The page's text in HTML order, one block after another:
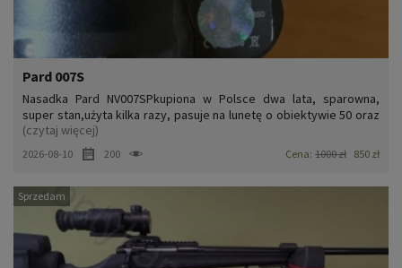
Pard 007S
Nasadka Pard NV007SPkupiona w Polsce dwa lata, sparowna,
super stan,użyta kilka razy, pasuje na lunetę o obiektywie 50 oraz
56
(czytaj więcej)
2026-08-10 200 Cena: 1000 zł 850 zł
Sprzedam